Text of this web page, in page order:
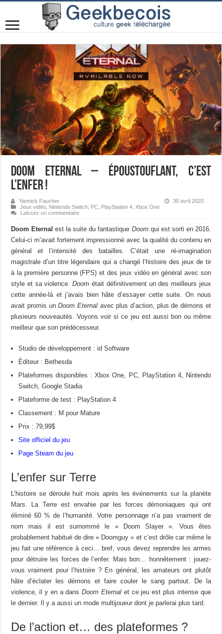
Doom Eternal – Époustouflant, c’est
l’enfer !
Yannick Faucher
30 avril 2020
Jeux vidéo Nintendo Switch PC PlayStation 4 ,Xbox One
Laissez un commentaire
Doom Eternal est la suite du fantastique Doomqui est sorti en 2016.
Celui-ci m’avait fortement impressionné avec la qualité du contenu en
général et l’intensité des batailles. C’était une ré-imagination
magistrale d’un titre légendaire qui a changé l’histoire des jeux de tir
à la première personne (FPS) et des jeux vidéo en général avec son
style et sa violence.Doom était définitivement un des meilleurs jeux
cette année-là et j’avais bien hâte d’essayer cette suite. On nous
avait promis unDoom Eternalavec plus d’action, plus de démons et
plusieurs nouveautés. Voyons voir si ce jeu est aussi bon ou même
meilleur que son prédécesseur.
Studio de développement : id Software
Éditeur : Bethesda
Plateformes disponibles : Xbox One, PC, PlayStation 4, Nintendo
Switch, Google Stadia
Plateforme de test : PlayStation 4
Classement : M pour Mature
Prix : 79,99$
Site officiel du jeu
Page Steam du jeu
L’enfer sur Terre
L’histoire se déroule huit mois après les événements sur la planète
Mars. La Terre est envahie par les forces démoniaques qui ont
éliminé 60 % de l’humanité. Votre personnage n’a pas vraiment de
nom mais il est surnommé le « Doom Slayer ». Vous êtes
probablement habitué de dire « Doomguy » et c’est drôle car même le
jeu fait une référence à ceci… bref, vous devez reprendre les armes
pour détruire les forces de l’enfer. Mais bon… honnêtement : jouez-
vous vraiment pour l’histoire ? En général, les amateurs ont plutôt
hâte d’éclater les démons et faire couler le sang partout. De la
violence, il y en a dansDoom Eternal et ce jeu est plus intense que
le dernier. Il y a aussi un mode multijoueur dont je parlerai plus tard.
De l’action et… des plateformes ?